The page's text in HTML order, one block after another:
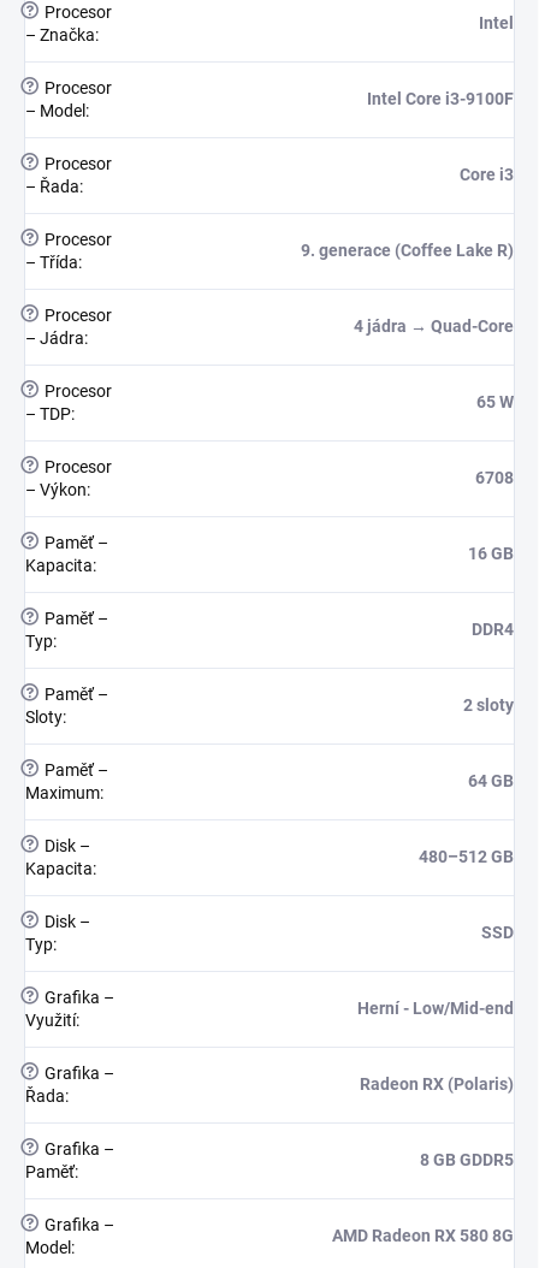
?
Procesor
– Značka:
Intel
?
Procesor
– Model :
Intel Core i3-9100F
?
Procesor
– Řada:
Core i3
?
Procesor
– Třída:
9. generace (Coffee Lake R)
?
Procesor
– Jádra:
4 jádra → Quad-Core
?
Procesor
– TDP:
65 W
?
Procesor
– Výkon:
6708
?
Paměť –
Kapacita:
16 GB
?
Paměť –
Typ:
DDR4
?
Paměť –
Sloty:
2 sloty
?
Paměť –
Maximum:
64 GB
?
Disk –
Kapacita:
480–512 GB
?
Disk –
Typ:
SSD
? Grafika –
Využití:
Herní - Low/Mid-end
? Grafika –
Řada:
Radeon RX (Polaris)
? Grafika –
Paměť:
8 GB GDDR5
? Grafika –
Model :
AMD Radeon RX 580 8G